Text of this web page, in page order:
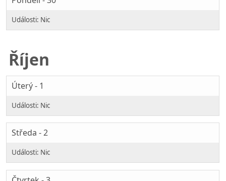
Říjen
Úterý - 1
Středa - 2